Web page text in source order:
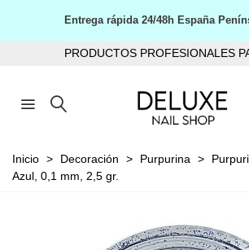
Entrega rápida 24/48h España
PRODUCTOS PROFESIONALES
Inicio > Decoración > Purpurina >
Azul, 0,1 mm, 2,5 gr.